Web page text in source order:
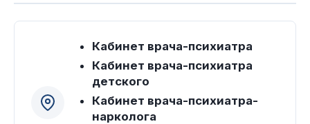
Кабинет врача-психиатра
Кабинет врача-психиатра
детского
Кабинет врача-психиатра-
нарколога